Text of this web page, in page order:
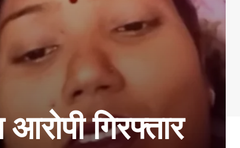
गिरफ्तार